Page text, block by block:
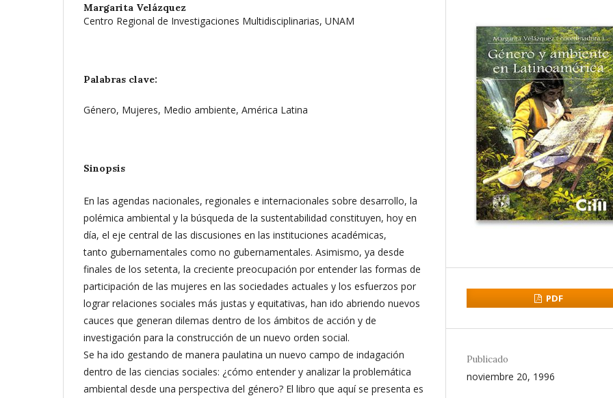
Margarita Velázquez
Centro Regional de Investigaciones Multidisciplinarias, UNAM
Palabras clave:
Género, Mujeres, Medio ambiente, América Latina
Sinopsis
En las agendas nacionales, regionales e internacionales sobre desarrollo, la
polémica ambiental y la búsqueda de la sustentabilidad constituyen, hoy en
día, el eje central de las discusiones en las instituciones académicas,
tanto gubernamentales como no gubernamentales. Asimismo, ya desde
finales de los setenta, la creciente preocupación por entender las formas de
participación de las mujeres en las sociedades actuales y los esfuerzos por
lograr relaciones sociales más justas y equitativas, han ido abriendo nuevos
cauces que generan dilemas dentro de los ámbitos de acción y de
investigación para la construcción de un nuevo orden social.
Se ha ido gestando de manera paulatina un nuevo campo de indagación
dentro de las ciencias sociales: ¿cómo entender y analizar la problemática
ambiental desde una perspectiva del género? El libro que aquí se presenta es
PDF
Publicado
noviembre 20, 1996